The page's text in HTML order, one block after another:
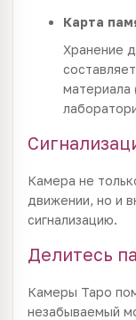
Карта
Хранение
материала
Камера не
движении, но и
сигнализацию.
Делитесь
Камеры Tapo
незабываемый